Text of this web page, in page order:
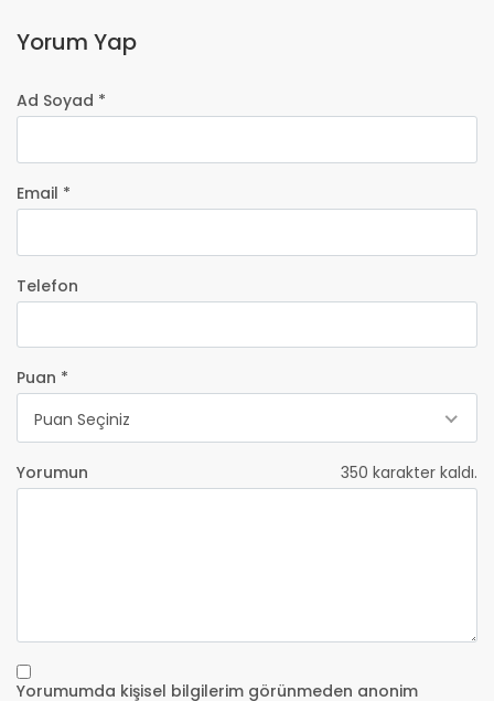
Yorum Yap
Ad Soyad *
Email *
Telefon
Puan *
Puan Seçiniz
Yorumun 350 karakter kaldı.
Yorumumda kişisel bilgilerim görünmeden anonim